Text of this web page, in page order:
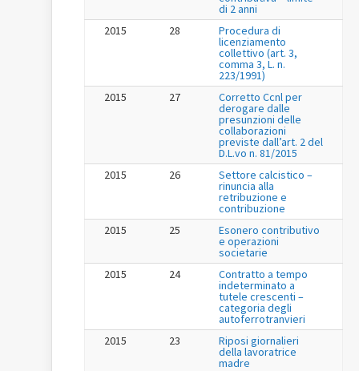
di 2 anni
2015
28 Procedura di
licenziamento
collettivo (art. 3,
comma 3, L. n.
223/1991)
2015
27 Corretto Ccnl per
derogare dalle
presunzioni delle
collaborazioni
previste dall’art. 2 del
D.L.vo n. 81/2015
2015
26 Settore calcistico –
rinuncia alla
retribuzione e
contribuzione
2015
25 Esonero contributivo
e operazioni
societarie
2015
24 Contratto a tempo
indeterminato a
tutele crescenti –
categoria degli
autoferrotranvieri
2015
23 Riposi giornalieri
della lavoratrice
madre